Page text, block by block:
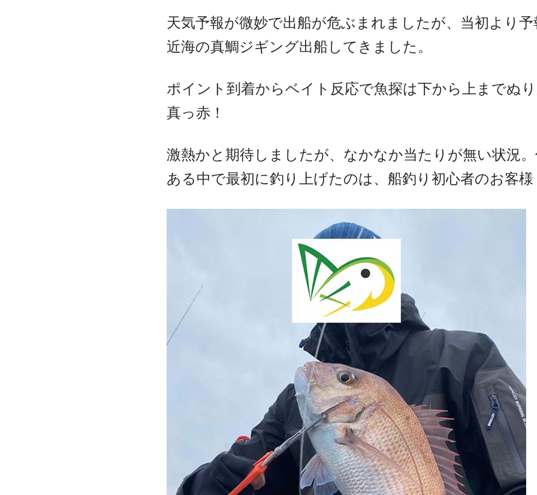
天気予報が微妙で出船が危ぶまれましたが、当初より
近海の真鯛ジギング出船してきました。
ポイント到着からベイト反応で魚探は下から上までぬ
真っ赤！
激熱かと期待しましたが、なかなか当たりが無い状況
ある中で最初に釣り上げたのは、船釣り初心者のお客様